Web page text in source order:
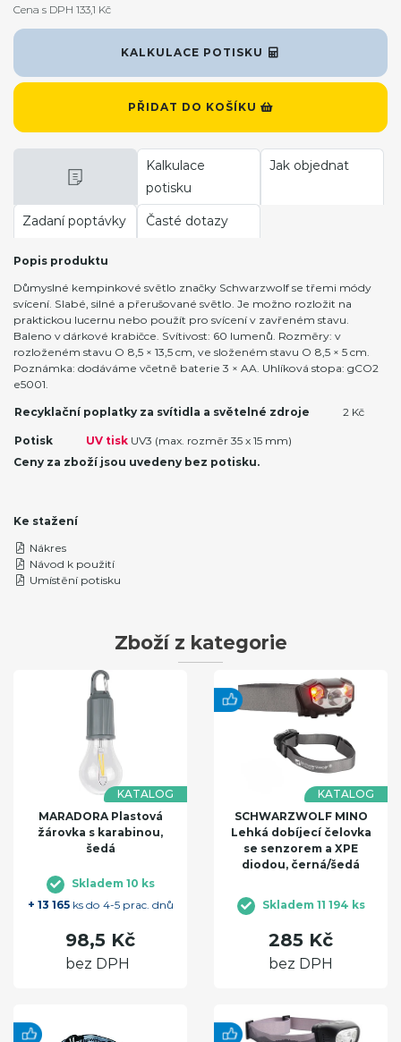
KALKULACE POTISKU
PŘIDAT DO KOŠÍKU
Cena s DPH 133,1 Kč
Kalkulace
potisku
Jak objednat
Zadaní poptávky Časté dotazy
Popis produktu
Důmyslné kempinkové světlo značky Schwarzwolf se třemi módy
svícení. Slabé, silné a přerušované světlo. Je možno rozložit na
praktickou lucernu nebo použít pro svícení v zavřeném stavu.
Baleno v dárkové krabičce. Svítivost: 60 lumenů. Rozměry: v
rozloženém stavu O 8,5 × 13,5 cm, ve složeném stavu O 8,5 × 5 cm.
Poznámka: dodáváme včetně baterie 3 × AA. Uhlíková stopa: gCO2
e5001.
Recyklační poplatky za svítidla a světelné zdroje 2 Kč
Potisk UV tisk UV3 (max. rozměr 35 x 15 mm)
Ceny za zboží jsou uvedeny bez potisku.
Ke stažení
Nákres
Návod k použití
Umístění potisku
Zboží z kategorie
KATALOG
MARADORA Plastová
žárovka s karabinou,
šedá
Skladem 10 ks
+ 13 165ks do 4-5 prac. dnů
98,5 Kč
bez DPH
KATALOG
SCHWARZWOLF MINO
Lehká dobíjecí čelovka
se senzorem a XPE
diodou, černá/šedá
Skladem 11 194 ks
285 Kč
bez DPH